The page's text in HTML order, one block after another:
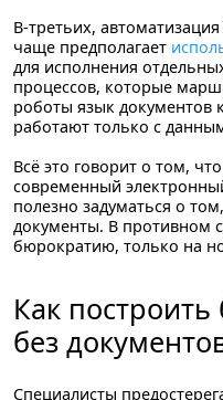
В-третьих,
чаще предполагает
для исполнения
процессов, которые
роботы язык документов
работают только с
Всё это говорит о том,
современный
полезно задуматься о
документы. В противном
бюрократию, только на
Как построить
без
Специалисты